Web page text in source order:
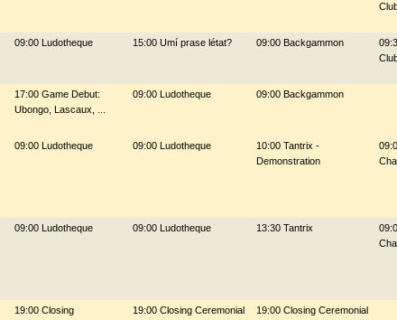
09:00 Ludotheque 15:00 Umí prase létat? 09:00 Backgammon
17:00 Game Debut:
Ubongo, Lascaux, ...
09:00 Ludotheque 09:00 Backgammon
09:00 Ludotheque 09:00 Ludotheque
10:00 Tantrix -
Demonstration
09:00 Ludotheque 09:00 Ludotheque 13:30 Tantrix
19:00 Closing 19:00 Closing Ceremonial 19:00 Closing Ceremonial